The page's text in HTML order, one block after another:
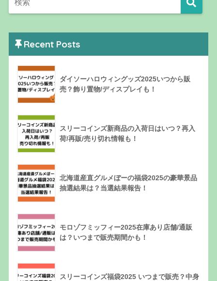
Recent Posts
ダイソーハロウィングッズ2025いつから販
売？飾り置物/ディスプレイも！
スリーコインズ新商品の入荷日はいつ？再入
荷/再販/売り切れ情報も！
北海道産直グルメぼーの福袋2025の豪華景品
抽選結果は？当選結果報告！
モロゾフミッフィー2025在庫あり店舗/通販
は？いつまで販売期間かも！
スリーコインズ福袋2025 いつまで販売？中身